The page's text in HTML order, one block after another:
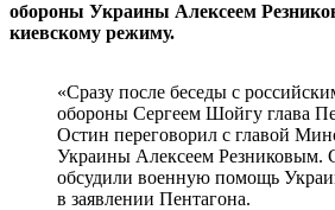
обороны Украины Алексеем
киевскому режиму.
«Сразу после беседы с
обороны Сергеем Шойгу глава
Остин переговорил с главой
Украины Алексеем Резниковым.
обсудили военную помощь
в заявлении Пентагона.